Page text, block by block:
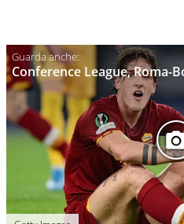
Conference League, Roma-